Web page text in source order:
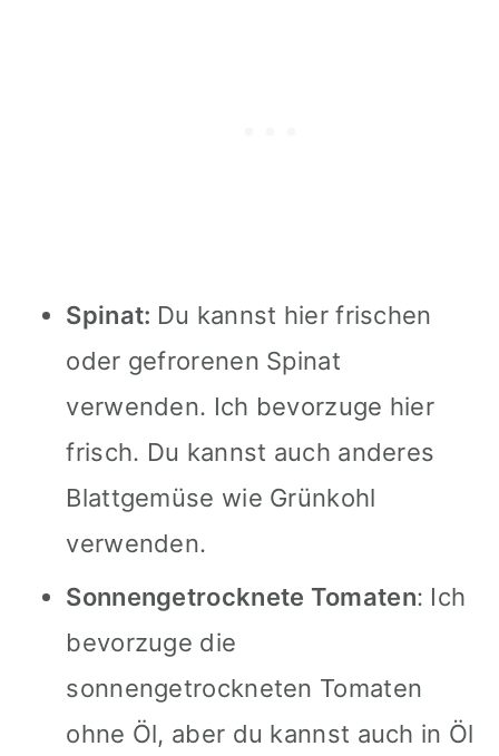
Spinat: Du kannst hier frischen
oder gefrorenen Spinat
verwenden. Ich bevorzuge hier
frisch. Du kannst auch anderes
Blattgemüse wie Grünkohl
verwenden.
Sonnengetrocknete Tomaten: Ich
bevorzuge die
sonnengetrockneten Tomaten
ohne Öl, aber du kannst auch in Öl